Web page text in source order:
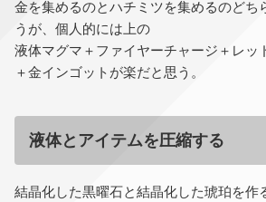
金を集めるのとハチミツを集めるのどち
うが、個人的には上の
液体マグマ＋ファイヤーチャージ＋レッ
＋金インゴットが楽だと思う。
液体とアイテムを圧縮する
結晶化した黒曜石と結晶化した琥珀を作